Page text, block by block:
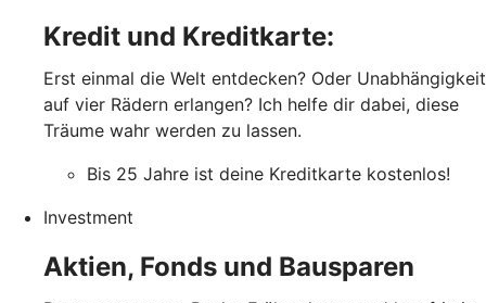
Kredit und Kreditkarte:
Erst einmal die Welt entdecken? Oder Unabhängigkeit
auf vier Rädern erlangen? Ich helfe dir dabei, diese
Träume wahr werden zu lassen.
Bis 25 Jahre ist deine Kreditkarte kostenlos!
Investment
Aktien, Fonds und Bausparen